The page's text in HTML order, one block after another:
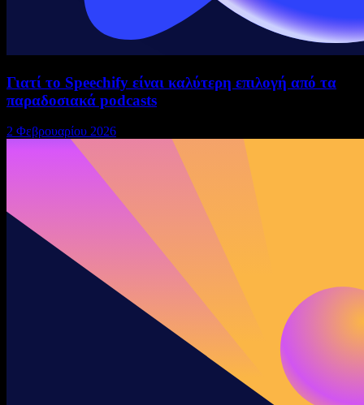
Γιατί το Speechify είναι καλύτερη επιλογή από τα
παραδοσιακά podcasts
2 Φεβρουαρίου 2026